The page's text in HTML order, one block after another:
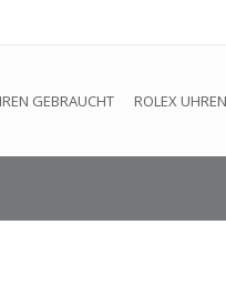
GEBRAUCHT ROLEX UHREN
im Aufbau. Eventuell